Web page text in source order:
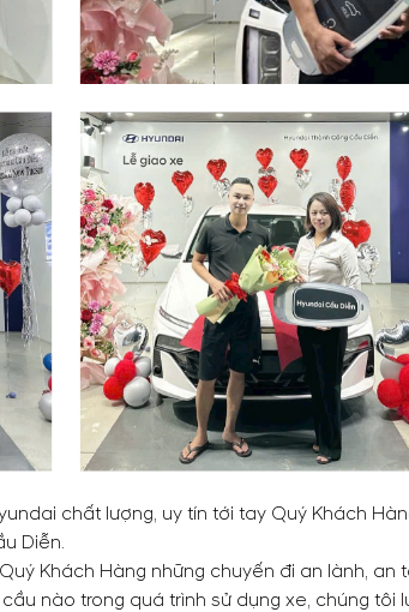
chất lượng, uy tín tới tay Quý Khách
Diễn.
Khách Hàng những chuyến đi an lành,
nào trong quá trình sử dụng xe, chúng tôi